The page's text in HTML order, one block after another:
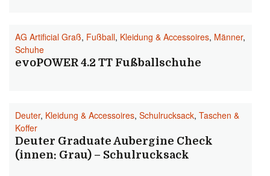
AG Artificial Graß, Fußball, Kleidung & Accessoires, Männer,
Schuhe
evoPOWER 4.2 TT Fußballschuhe
Deuter, Kleidung & Accessoires, Schulrucksack, Taschen &
Koffer
Deuter Graduate Aubergine Check
(innen: Grau) – Schulrucksack